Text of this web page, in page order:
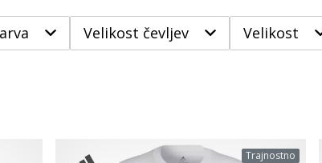
Velikost čevljev Velikost
Trajnostno